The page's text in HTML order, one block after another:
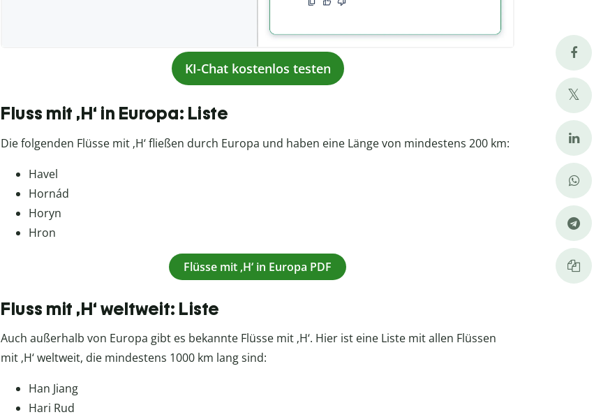
KI-Chat kostenlos testen
Fluss mit ‚H‘ in Europa: Liste
Die folgenden Flüsse mit ‚H‘ fließen durch Europa und haben eine Länge von mindestens 200 km:
Havel
Hornád
Horyn
Hron
Flüsse mit ‚H‘ in Europa PDF
Fluss mit ‚H‘ weltweit: Liste
Auch außerhalb von Europa gibt es bekannte Flüsse mit ‚H‘. Hier ist eine Liste mit allen Flüssen
mit ‚H‘ weltweit, die mindestens 1000 km lang sind:
Han Jiang
Hari Rud